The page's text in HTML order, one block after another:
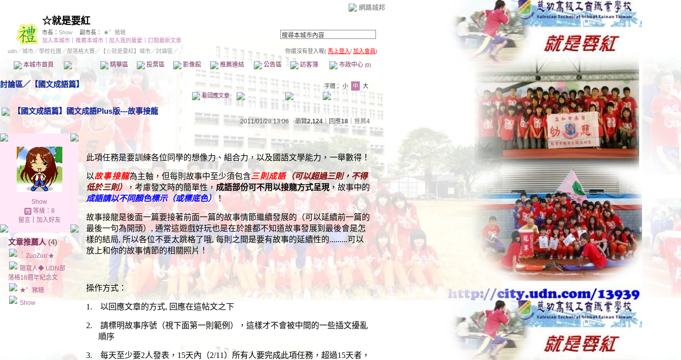
網路城邦
☆就是要紅
市長： Show 副市長：
★〞豬糖
加入本城市
推薦本城市 加入我的最愛
訂閱最新文章
udn／城市／學校社團 ／部落格大賽／ 【☆就是要紅】城市／討論區／ 你還沒有登入喔( 馬上登入/ 加入會員)
本城市首頁 討論區 精華區 投票區 影像館 推薦連結 公告區 訪客簿 市政中心 (0)
討論區／ 【國文成語篇】 字體： 小 中
大
看回應文章
【國文成語篇】國文成語Plus版---故事接龍
2011/01/28 13:06 瀏覽2,124｜回應18 推薦4
Show
等級：8
留言｜ 加入好友
文章推薦人(4)
‵ZuoZuo′★
隨寫人◆ UDN部
落格18週年紀念文
★〞豬糖
Show
此項任務是要訓練各位同學的想像力、組合力，以及國語文學能力，一舉數得！
以故事接龍為主軸，但每則故事中至少須包含三則成語（可以超過三則，不得
低於三則） ，考慮發文時的簡單性， 成語部份可不用以接龍方式呈現，故事中的
成語請以不同顏色標示（或標底色） ！
故事接龍是後面一篇要接著前面一篇的故事情節繼續發展的（可以延續前一篇的
最後一句為開頭） ,通常這遊戲好玩也是在於誰都不知道故事發展到最後會是怎
樣的結局, 所以各位不要太跳格了哦,每則之間是要有故事的延續性的.........可以
放上和你的故事情節的相關照片！
操作方式：
1. 以回應文章的方式, 回應在這帖文之下
2.
請標明故事序號（視下面第一則範例），這樣才不會被中間的一些插文擾亂
順序
3. 每天至少要2人發表， 15天內（2/11 ）所有人要完成此項任務，超過15天者，